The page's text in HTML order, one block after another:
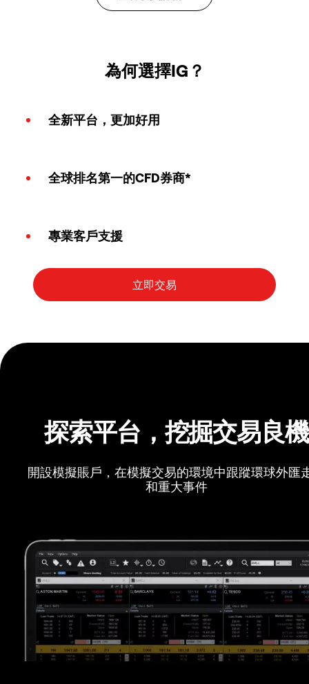
為何選擇IG？
全新平台，更加好用
全球排名第一的CFD券商*
專業客戶支援
探索平台，挖掘交易良機
開設模擬賬戶，在模擬交易的環境中跟蹤環球外匯
和重大事件